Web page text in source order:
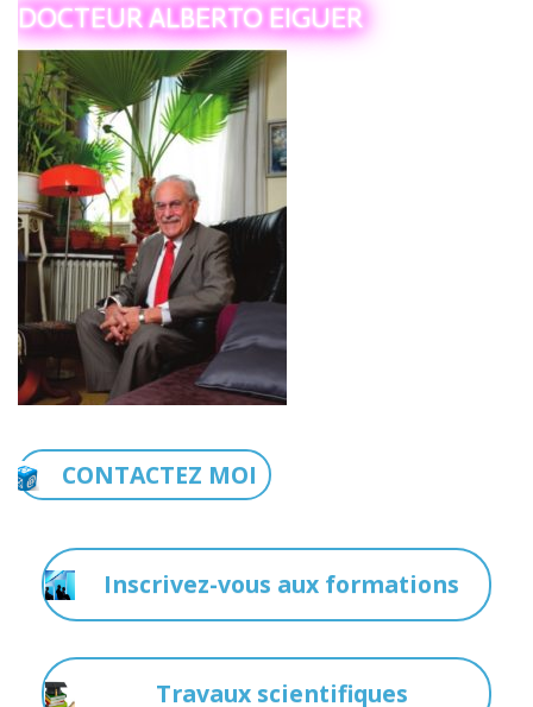
DOCTEUR ALBERTO EIGUER
CONTACTEZ MOI
Inscrivez-vous aux formations
Travaux scientifiques